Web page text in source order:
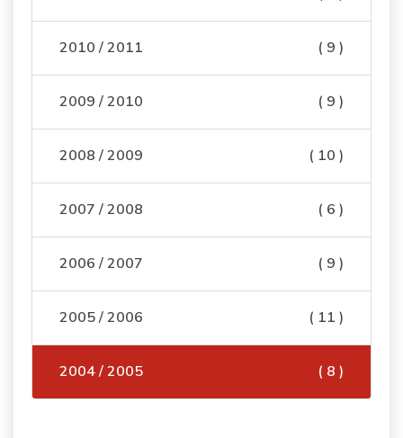
2010 / 2011 ( 9 )
2009 / 2010 ( 9 )
2008 / 2009 ( 10 )
2007 / 2008 ( 6 )
2006 / 2007 ( 9 )
2005 / 2006 ( 11 )
2004 / 2005 ( 8 )